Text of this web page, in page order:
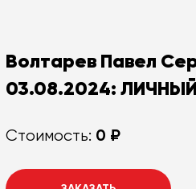
Волтарев Павел
03.08.2024:
Стоимость: 0 ₽